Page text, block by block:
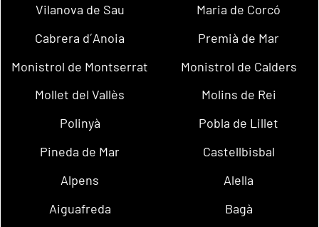
Vilanova de Sau
Maria de Corcó
Cabrera d´Anoia
Premià de Mar
Monistrol de Montserrat
Monistrol de Calders
Mollet del Vallès
Molins de Rei
Polinyà
Pobla de Lillet
Pineda de Mar
Castellbisbal
Alpens
Alella
Aiguafreda
Bagà